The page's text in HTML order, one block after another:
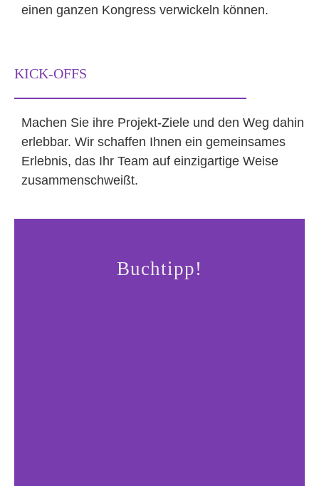
einen ganzen Kongress verwickeln können.
KICK-OFFS
Machen Sie ihre Projekt-Ziele und den Weg dahin
erlebbar. Wir schaffen Ihnen ein gemeinsames
Erlebnis, das Ihr Team auf einzigartige Weise
zusammenschweißt.
Buchtipp!